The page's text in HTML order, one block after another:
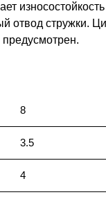
отвод стружки.
8
3.5
4